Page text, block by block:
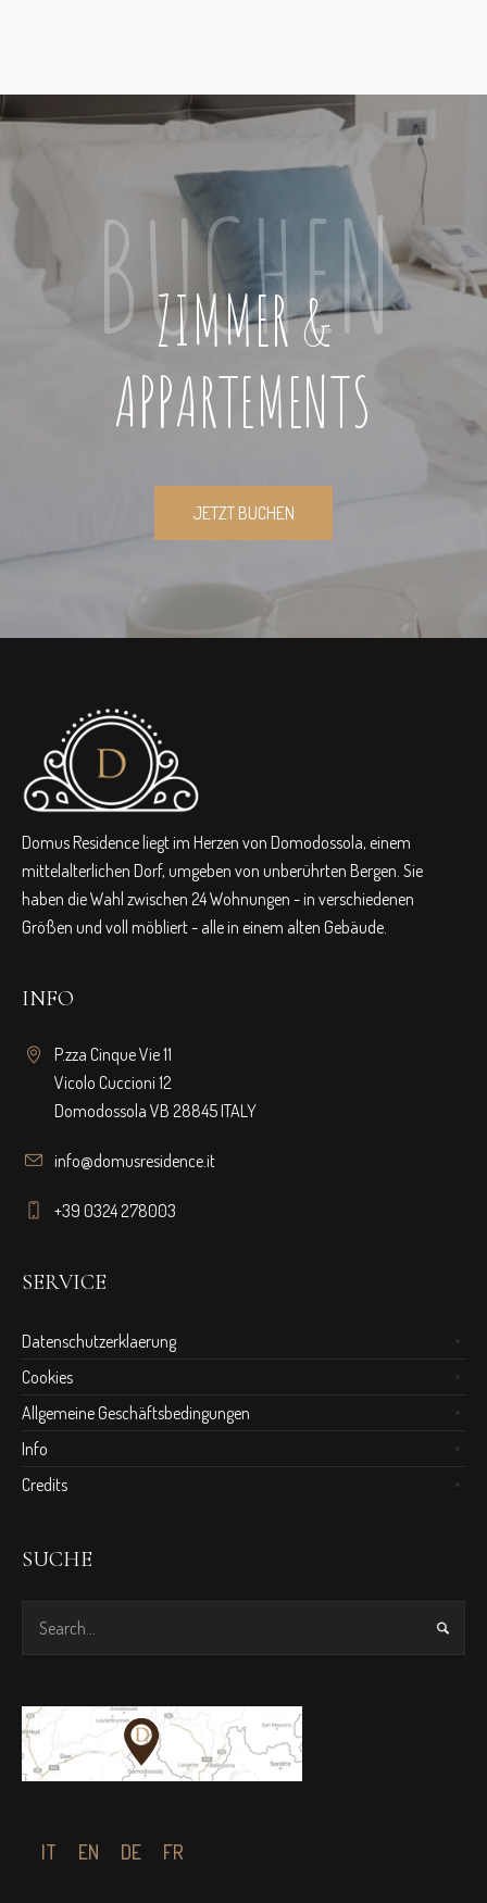
BUCHEN
ZIMMER &
APPARTEMENTS
JETZT BUCHEN
Domus Residence liegt im Herzen von Domodossola, einem
mittelalterlichen Dorf, umgeben von unberührten Bergen. Sie
haben die Wahl zwischen 24 Wohnungen - in verschiedenen
Größen und voll möbliert - alle in einem alten Gebäude.
INFO
P.zza Cinque Vie 11
Vicolo Cuccioni 12
Domodossola VB 28845 ITALY
info@domusresidence.it
+39 0324 278003
SERVICE
Datenschutzerklaerung
Cookies
Allgemeine Geschäftsbedingungen
Info
Credits
SUCHE
IT EN DE FR